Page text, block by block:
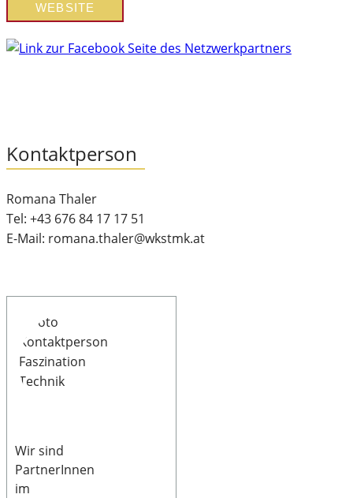
WEBSITE
Kontaktperson
Romana Thaler
Tel: +43 676 84 17 17 51
E-Mail: romana.thaler@wkstmk.at
Wir sind
PartnerInnen
im